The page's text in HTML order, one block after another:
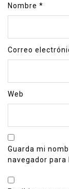
Nombre *
Correo
Web
Guarda mi
navegador para